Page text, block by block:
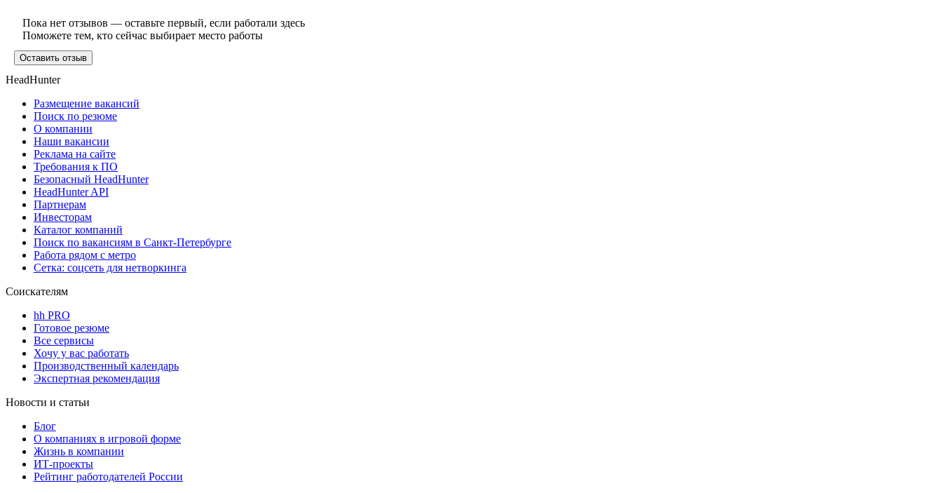
Пока нет отзывов — оставьте первый, если работали здесь
Поможете тем, кто сейчас выбирает место работы
Оставить отзыв
HeadHunter
Размещение вакансий
Поиск по резюме
О компании
Наши вакансии
Реклама на сайте
Требования к ПО
Безопасный HeadHunter
HeadHunter API
Партнерам
Инвесторам
Каталог компаний
Поиск по вакансиям в Санкт-Петербурге
Работа рядом с метро
Сетка: соцсеть для нетворкинга
Соискателям
hh PRO
Готовое резюме
Все сервисы
Хочу у вас работать
Производственный календарь
Экспертная рекомендация
Новости и статьи
Блог
О компаниях в игровой форме
Жизнь в компании
ИТ-проекты
Рейтинг работодателей России